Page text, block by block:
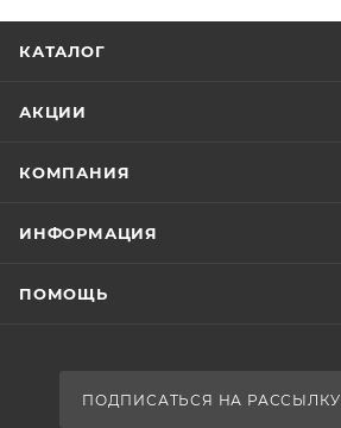
КАТАЛОГ
АКЦИИ
КОМПАНИЯ
ИНФОРМАЦИЯ
ПОМОЩЬ
ПОДПИСАТЬСЯ НА РАССЫЛКУ